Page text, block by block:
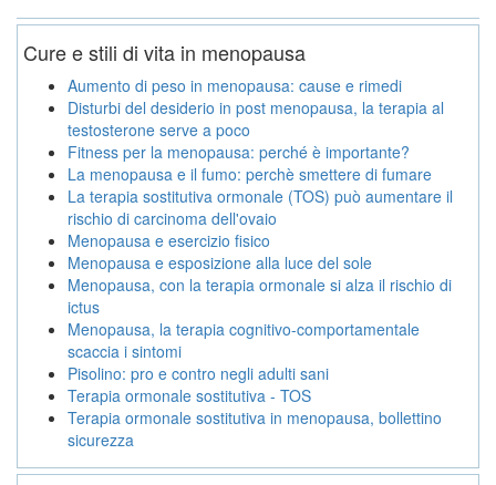
Cure e stili di vita in menopausa
Aumento di peso in menopausa: cause e rimedi
Disturbi del desiderio in post menopausa, la terapia al
testosterone serve a poco
Fitness per la menopausa: perché è importante?
La menopausa e il fumo: perchè smettere di fumare
La terapia sostitutiva ormonale (TOS) può aumentare il
rischio di carcinoma dell'ovaio
Menopausa e esercizio fisico
Menopausa e esposizione alla luce del sole
Menopausa, con la terapia ormonale si alza il rischio di
ictus
Menopausa, la terapia cognitivo-comportamentale
scaccia i sintomi
Pisolino: pro e contro negli adulti sani
Terapia ormonale sostitutiva - TOS
Terapia ormonale sostitutiva in menopausa, bollettino
sicurezza